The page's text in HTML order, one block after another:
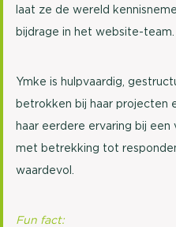
laat ze de wereld
bijdrage in het website-team.
Ymke is hulpvaardig,
betrokken bij haar projecten
haar eerdere ervaring bij een
met betrekking tot
waardevol.
Fun fact: